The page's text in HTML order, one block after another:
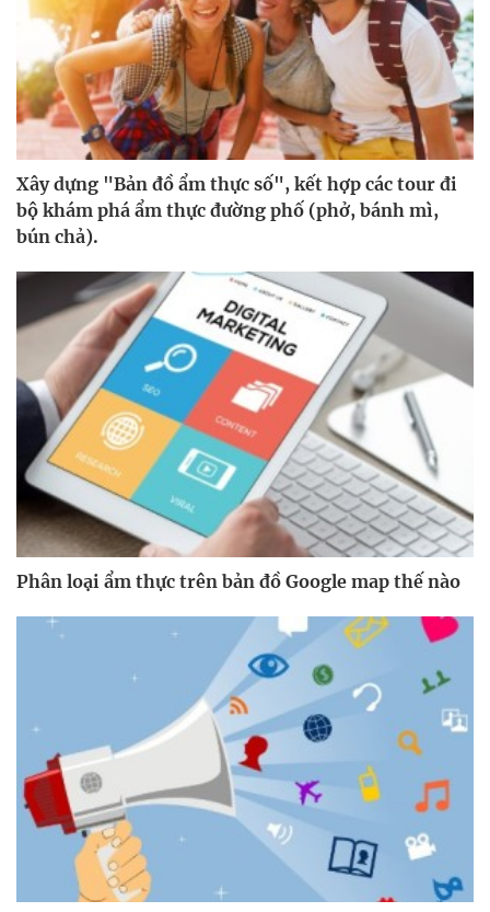
Xây dựng "Bản đồ ẩm thực số", kết hợp các tour đi
bộ khám phá ẩm thực đường phố (phở, bánh mì,
bún chả).
Phân loại ẩm thực trên bản đồ Google map thế nào